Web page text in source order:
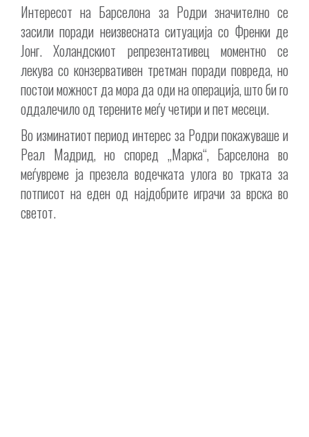
Интересот на Барселона за Родри значително се
засили поради неизвесната ситуација со Френки де
Јонг. Холандскиот репрезентативец моментно се
лекува со конзервативен третман поради повреда, но
постои можност да мора да оди на операција, што би го
оддалечило од терените меѓу четири и пет месеци.
Во изминатиот период интерес за Родри покажуваше и
Реал Мадрид, но според „Марка“, Барселона во
меѓувреме ја презела водечката улога во трката за
потписот на еден од најдобрите играчи за врска во
светот.